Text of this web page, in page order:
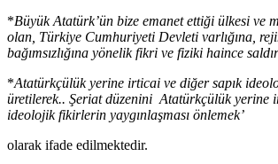
*Büyük Atatürk’ün bize emanet ettiği ülkesi ve
olan, Türkiye Cumhuriyeti Devleti varlığına,
bağımsızlığına yönelik fikri ve fiziki haince
*Atatürkçülük yerine irticai ve diğer sapık
üretilerek.. Şeriat düzenini Atatürkçülük yerine
ideolojik fikirlerin yaygınlaşması önlemek’
olarak ifade edilmektedir.